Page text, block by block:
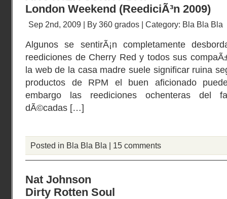
London Weekend (ReediciÃ³n 2009)
Sep 2nd, 2009 | By 360 grados | Category: Bla Bla Bla
Algunos se sentirÃ¡n completamente
reediciones de Cherry Red y todos sus
la web de la casa madre suele significar ruina
productos de RPM el buen aficionado
embargo las reediciones ochenteras del
dÃ©cadas […]
Posted in Bla Bla Bla | 15 comments
Nat Johnson
Dirty Rotten Soul